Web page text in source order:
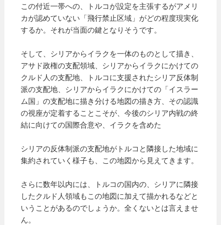
この付近一帯への、トルコが設定を主張するがアメリ
カが認めていない「飛行禁止区域」がどの程度現実化
するか。それが当面の鍵となりそうです。
そして、シリアからイラクを一体のものとして描き、
アサド政権の支配領域、シリアからイラクにかけての
クルド人の支配地、トルコに支援されたシリア反体制
派の支配地、シリアからイラクにかけての「イスラー
ム国」の支配地に描き分ける地図の描き方、その認識
の視座が定着することこそが、今後のシリア内戦の終
結に向けての国際合意や、イラクを含めた
シリアの反体制派の支配地がトルコと隣接した地域に
集約されていく様子も、この地図から見えてきます。
さらに数年以内には、トルコの国内の、シリアに隣接
したクルド人領域もこの地図に加えて描かれるなどと
いうことがあるのでしょうか。全くないとは言えませ
ん。